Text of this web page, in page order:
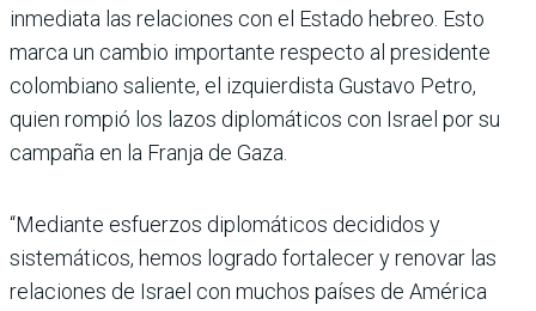
inmediata las relaciones con el Estado hebreo. Esto
marca un cambio importante respecto al presidente
colombiano saliente, el izquierdista Gustavo Petro,
quien rompió los lazos diplomáticos con Israel por su
campaña en la Franja de Gaza.
“Mediante esfuerzos diplomáticos decididos y
sistemáticos, hemos logrado fortalecer y renovar las
relaciones de Israel con muchos países de América